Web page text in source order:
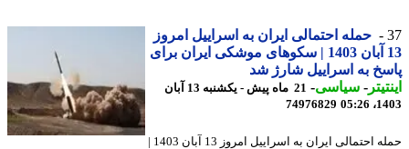
حمله احتمالی ایران به اسراییل امروز
13 آبان 1403 | سکوهای موشکی ایران برای
به اسراییل شارژ شد
-سیاسی-
21 ماه پیش - یکشنبه 13 آبان
74976829
حمله احتمالی ایران به اسراییل امروز 13 آبان 1403 |